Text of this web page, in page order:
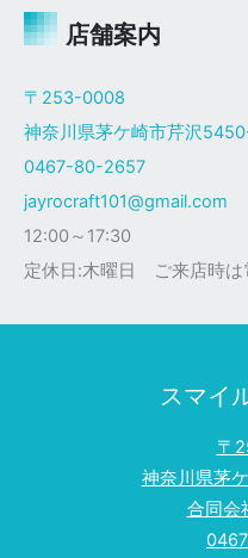
Ｘ
ク
様
店舗案内
〒253-0008
神奈川県茅ケ崎市芹沢
0467-80-2657
jayrocraft101@gmail.com
12:00～17:30
定休日:木曜日 ご来店時は
スマイ
〒
神奈川県茅
合同会